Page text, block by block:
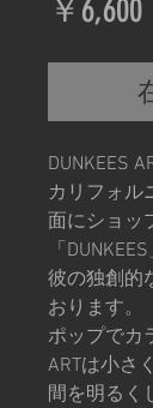
￥6,600
DUNKEES
カリフォル
面にショッ
「DUNKEES
彼の独創的
おります。
ポップでカ
ARTは小さ
間を明るく